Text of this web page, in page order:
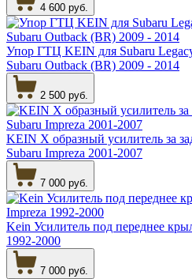
4 600 руб.
Упор ГТЦ KEIN для Subaru
Subaru Outback (BR) 2009 - 2014
2 500 руб.
KEIN Х образный усилитель за
Subaru Impreza 2001-2007
7 000 руб.
Kein Усилитель под переднее
1992-2000
7 000 руб.